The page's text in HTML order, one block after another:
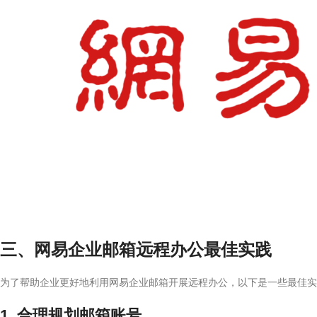
三、网易企业邮箱远程办公最佳实践
为了帮助企业更好地利用网易企业邮箱开展远程办公，以下是一些最佳